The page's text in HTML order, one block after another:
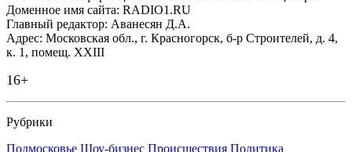
Доменное имя сайта: RADIO1.RU
Главный редактор: Аванесян Д.А.
Адрес: Московская обл., г. Красногорск, б-р Строителей, д. 4,
к. 1, помещ. XXIII
16+
Рубрики
Подмосковье Шоу-бизнес Происшествия Политика